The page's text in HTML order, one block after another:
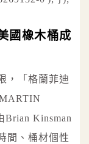
國橡木桶成
，「格蘭菲迪
Kinsman
間、桶材個性